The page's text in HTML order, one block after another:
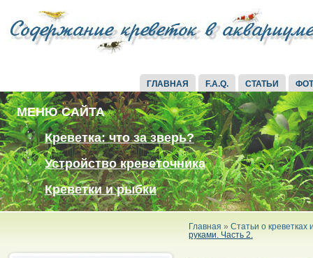
ГЛАВНАЯ F.A.Q. СТАТЬИ
МЕНЮ САЙТА
Креветка: что за зверь?
Устройство креветочника
Креветки и рыбки
Главная » Статьи о креветках
руками. Часть 2.